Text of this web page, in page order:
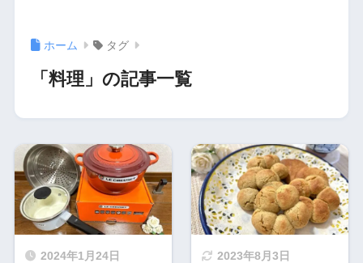
ホーム タグ
「料理」の記事一覧
2024年1月24日 2023年8月3日